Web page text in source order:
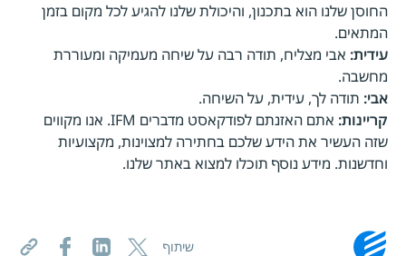
החוסן שלנו הוא בתכנון, והיכולת שלנו להגיע לכל מקום בזמן
המתאים.
עידית: אבי מצליח, תודה רבה על שיחה מעמיקה ומעוררת
מחשבה.
אבי: תודה לך, עידית, על השיחה.
קריינות:
אתם האזנתם לפודקאסט מדברים IFM. אנו מקווים
שזה העשיר את הידע שלכם בחתירה למצוינות, מקצועיות
וחדשנות. מידע נוסף תוכלו למצוא באתר שלנו.
שיתוף